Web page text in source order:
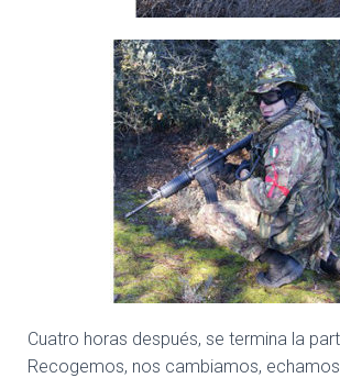
Cuatro horas después, se termina la
Recogemos, nos cambiamos,